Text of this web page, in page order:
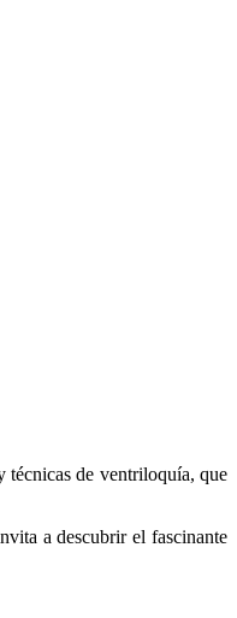
técnicas de ventriloquía, que
a descubrir el fascinante